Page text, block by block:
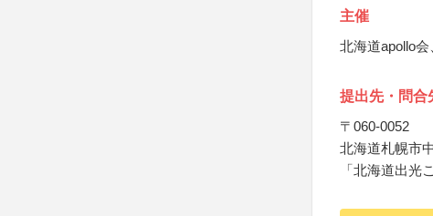
主催
北海道apollo
提出先・問合
〒060-0052
北海道札幌市
「北海道出光